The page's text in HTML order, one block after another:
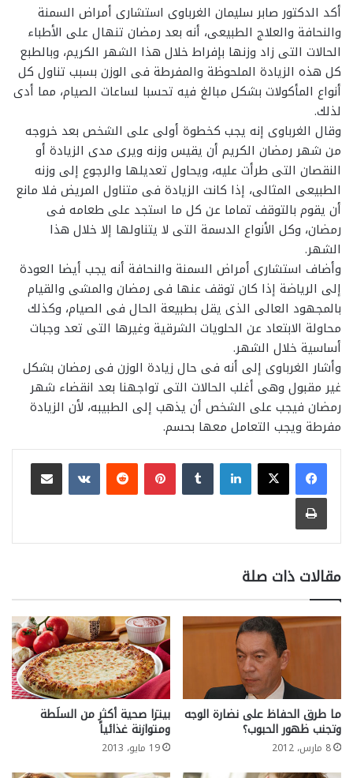
أكد الدكتور صابر سليمان الغرباوى استشارى أمراض السمنة
والنحافة والعلاج الطبيعى، أنه بعد رمضان تنهال على الأطباء
الحالات التى زاد وزنها بإفراط خلال هذا الشهر الكريم، وبالطبع
كل هذه الزيادة الملحوظة والمفرطة فى الوزن بسبب تناول كل
أنواع المأكولات بشكل مبالغ فيه تحسبا لساعات الصيام، مما أدى
لذلك.
وقال الغرباوى إنه يجب كخطوة أولى على الشخص بعد خروجه
من شهر رمضان الكريم أن يقيس وزنه ويرى مدى الزيادة أو
النقصان التى طرأت عليه، ويحاول تعديلها والرجوع إلى وزنه
الطبيعى المثالى، إذا كانت الزيادة فى متناول المريض فلا مانع
أن يقوم بالتوقف تماما عن كل ما استجد على طعامه فى
رمضان، وكل الأنواع الدسمة التى لا يتناولها إلا خلال هذا
الشهر.
وأضاف استشارى أمراض السمنة والنحافة أنه يجب أيضا العودة
إلى الرياضة إذا كان توقف عنها فى رمضان والمشى والقيام
بالمجهود العالى الذى يقل بطبيعة الحال فى الصيام، وكذلك
محاولة الابتعاد عن الحلويات الشرقية وغيرها التى تعد وجبات
أساسية خلال الشهر.
وأشار الغرباوى إلى أنه فى حال زيادة الوزن فى رمضان بشكل
غير مقبول وهى أغلب الحالات التى تواجهنا بعد انقضاء شهر
رمضان فيجب على الشخص أن يذهب إلى الطبيبه، لأن الزيادة
مفرطة ويجب التعامل معها بحسم.
لينكدإن بينتيريست
مشاركة عبر البريد
طباعة
مقالات ذات صلة
ما طرق الحفاظ على نضارة الوجه
وتجنب ظهور الحبوب؟
8 مارس، 2012
بيتزا صحية أكثر من السلَطة
ومتوازنة غذائياً
19 مايو، 2013